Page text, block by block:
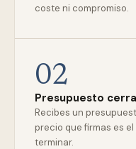
coste ni compromiso.
02
Presupuesto
Recibes un
precio que firmas es
terminar.